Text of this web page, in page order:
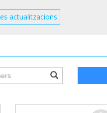
actualitzacions